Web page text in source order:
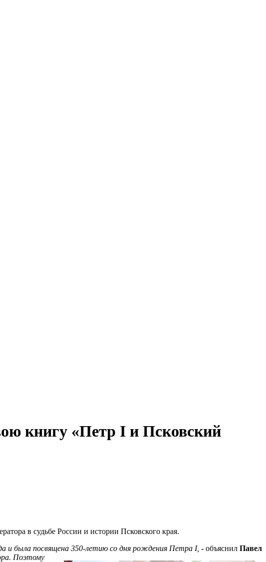
книгу «Петр I и Псковский
в судьбе России и истории Псковского края.
и была посвящена 350-летию со дня рождения Петра I, - объяснил Павел
Поэтому